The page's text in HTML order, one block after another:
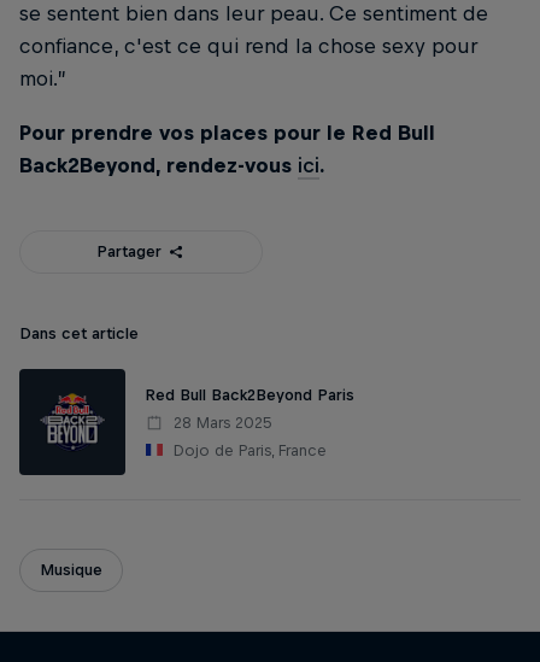
se sentent bien dans leur peau. Ce sentiment de
confiance, c'est ce qui rend la chose sexy pour
moi.”
Pour prendre vos places pour le Red Bull
Back2Beyond, rendez-vous ici.
Partager
Dans cet article
Red Bull Back2Beyond Paris
28 Mars 2025
Dojo de Paris, France
Musique